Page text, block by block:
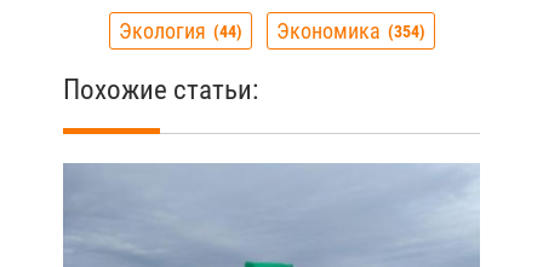
Экология 44 Экономика 354
Похожие статьи: